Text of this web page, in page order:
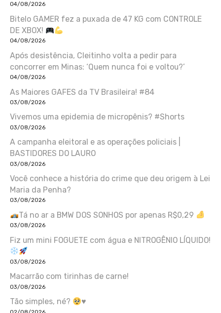
04/08/2026
Bitelo GAMER fez a puxada de 47 KG com CONTROLE
DE XBOX!
04/08/2026
Após desistência, Cleitinho volta a pedir para
concorrer em Minas: ‘Quem nunca foi e voltou?’
04/08/2026
As Maiores GAFES da TV Brasileira! #84
03/08/2026
Vivemos uma epidemia de micropênis? #Shorts
03/08/2026
A campanha eleitoral e as operações policiais |
BASTIDORES DO LAURO
03/08/2026
Você conhece a história do crime que deu origem à Lei
Maria da Penha?
03/08/2026
Tá no ar a BMW DOS SONHOS por apenas R$0,29
03/08/2026
Fiz um mini FOGUETE com água e NITROGÊNIO LÍQUIDO!
03/08/2026
Macarrão com tirinhas de carne!
03/08/2026
Tão simples, né? ♥️